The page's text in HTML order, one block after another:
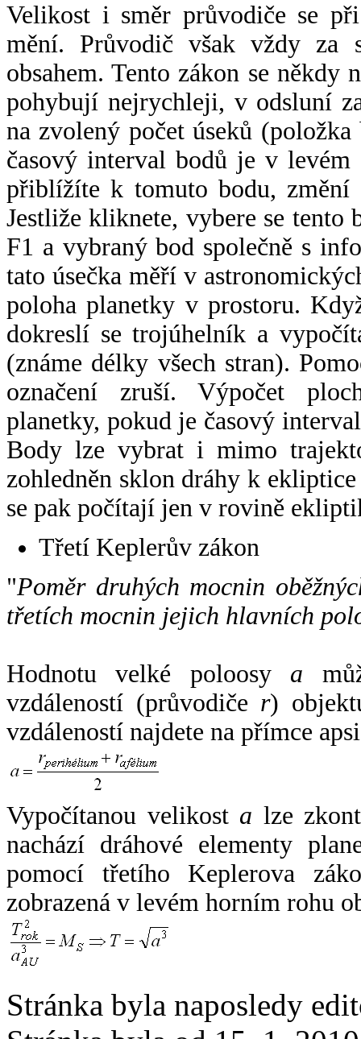
Velikost i směr průvodiče se
mění. Průvodič však vždy za
obsahem. Tento zákon se někdy
pohybují nejrychleji, v odsluní
na zvolený počet úseků
časový interval bodů je v
přiblížíte k tomuto bodu,
Jestliže kliknete, vybere se tento
F1 a vybraný bod společně s
tato úsečka měří v
poloha planetky v prostoru.
dokreslí se trojúhelník a
(známe délky všech stran).
označení zruší. Výpočet
planetky, pokud je časový
Body lze vybrat i mimo
zohledněn sklon dráhy k
se pak počítají jen v rovině
Třetí Keplerův zákon
"Poměr druhých mocnin
třetích mocnin jejich hlavních
Hodnotu velké poloosy a
vzdáleností (průvodiče r)
vzdáleností najdete na přímce
Vypočítanou velikost a lze
nachází dráhové elementy
pomocí třetího Keplerova
zobrazená v levém horním rohu
Stránka byla naposledy